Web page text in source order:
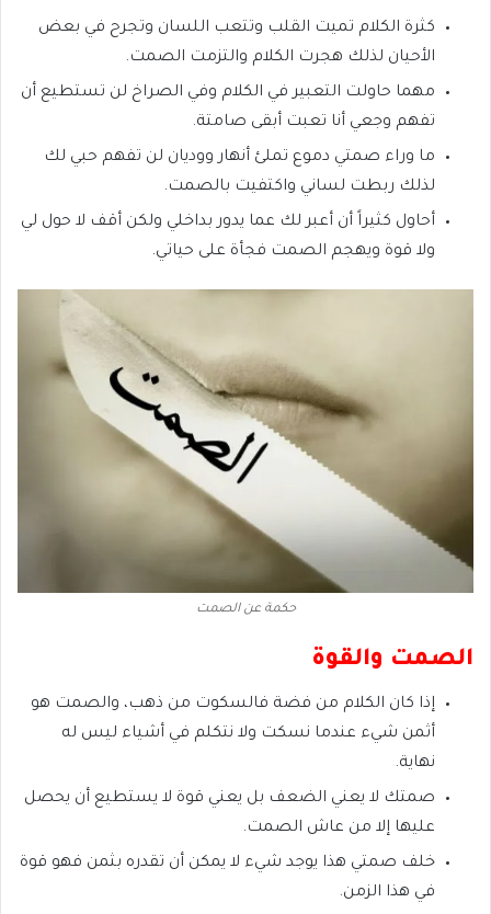
كثرة الكلام تميت القلب وتتعب اللسان وتجرح في بعض
الأحيان لذلك هجرت الكلام والتزمت الصمت.
مهما حاولت التعبير في الكلام وفي الصراخ لن تستطيع أن
تفهم وجعي أنا تعبت أبقى صامتة.
ما وراء صمتي دموع تملئ أنهار ووديان لن تفهم حبي لك
لذلك ربطت لساني واكتفيت بالصمت.
أحاول كثيراً أن أعبر لك عما يدور بداخلي ولكن أقف لا حول لي
ولا قوة ويهجم الصمت فجأة على حياتي.
حكمة عن الصمت
الصمت والقوة
إذا كان الكلام من فضة فالسكوت من ذهب، والصمت هو
أثمن شيء عندما نسكت ولا نتكلم في أشياء ليس له
نهاية.
صمتك لا يعني الضعف بل يعني قوة لا يستطيع أن يحصل
عليها إلا من عاش الصمت.
خلف صمتي هذا يوجد شيء لا يمكن أن تقدره بثمن فهو قوة
في هذا الزمن.